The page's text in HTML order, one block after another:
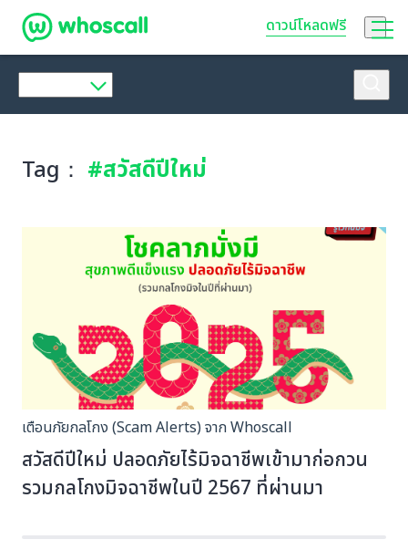
Whoscallดาวน์โหลดฟรี
Tag： #สวัสดีปีใหม่
เตือนภัยกลโกง (Scam Alerts) จาก Whoscall
สวัสดีปีใหม่ ปลอดภัยไร้มิจฉาชีพเข้ามาก่อกวน
รวมกลโกงมิจฉาชีพในปี 2567 ที่ผ่านมา